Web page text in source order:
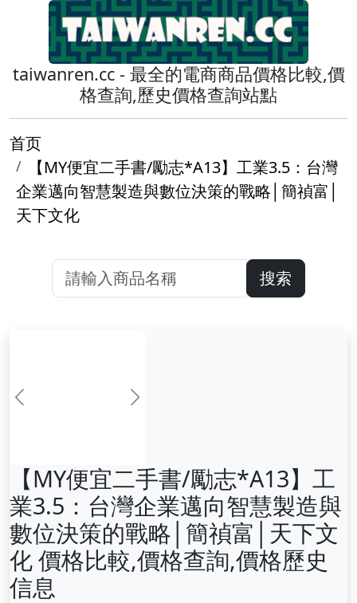
taiwanren.cc - 最全的電商商品價格比較,價
格查詢,歷史價格查詢站點
首页
【MY便宜二手書/勵志*A13】工業3.5：台灣
企業邁向智慧製造與數位決策的戰略│簡禎富│
天下文化
搜索
前一张 下一张
【MY便宜二手書/勵志*A13】工
業3.5：台灣企業邁向智慧製造與
數位決策的戰略│簡禎富│天下文
化 價格比較,價格查詢,價格歷史
信息